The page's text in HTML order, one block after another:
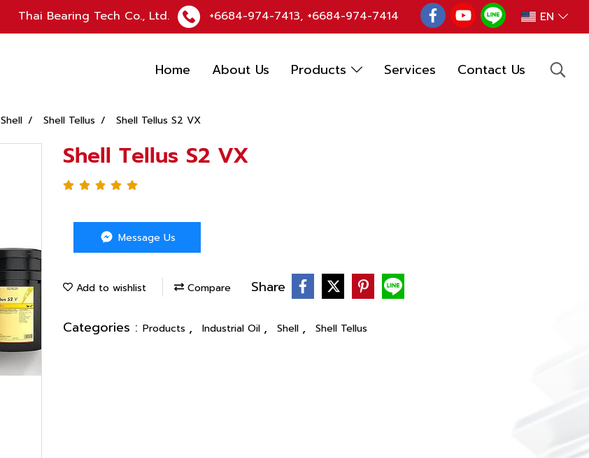
Thai Bearing Tech Co., Ltd. +6684-974-7413, +6684-974-7414 EN
Home About Us Products Services Contact Us
Shell Shell Tellus Shell Tellus S2 VX
Shell Tellus S2 VX
Message Us
Add to wishlist Compare Share
Categories : Products , Industrial Oil , Shell , Shell Tellus